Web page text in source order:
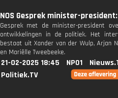
NOS Gesprek minister-
Gesprek met de minister-president
ontwikkelingen in de politiek. Het
bestaat uit Xander van der Wulp, Arjan
en Mariëlle Tweebeeke.
21-02-2025 18:45 NPO1
Politiek.TV